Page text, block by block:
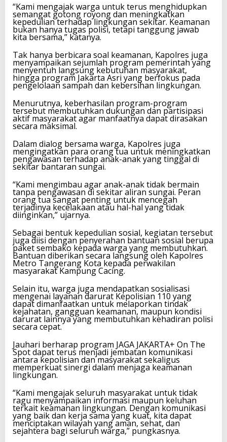
“Kami mengajak warga untuk terus menghidupkan
semangat gotong royong dan meningkatkan
kepedulian terhadap lingkungan sekitar. Keamanan
bukan hanya tugas polisi, tetapi tanggung jawab
kita bersama,” katanya.
Tak hanya berbicara soal keamanan, Kapolres juga
menyampaikan sejumlah program pemerintah yang
menyentuh langsung kebutuhan masyarakat,
hingga program Jakarta Asri yang berfokus pada
pengelolaan sampah dan kebersihan lingkungan.
Menurutnya, keberhasilan program-program
tersebut membutuhkan dukungan dan partisipasi
aktif masyarakat agar manfaatnya dapat dirasakan
secara maksimal.
Dalam dialog bersama warga, Kapolres juga
mengingatkan para orang tua untuk meningkatkan
pengawasan terhadap anak-anak yang tinggal di
sekitar bantaran sungai.
“Kami mengimbau agar anak-anak tidak bermain
tanpa pengawasan di sekitar aliran sungai. Peran
orang tua sangat penting untuk mencegah
terjadinya kecelakaan atau hal-hal yang tidak
diinginkan,” ujarnya.
Sebagai bentuk kepedulian sosial, kegiatan tersebut
juga diisi dengan penyerahan bantuan sosial berupa
paket sembako kepada warga yang membutuhkan.
Bantuan diberikan secara langsung oleh Kapolres
Metro Tangerang Kota kepada perwakilan
masyarakat Kampung Cacing.
Selain itu, warga juga mendapatkan sosialisasi
mengenai layanan darurat Kepolisian 110 yang
dapat dimanfaatkan untuk melaporkan tindak
kejahatan, gangguan keamanan, maupun kondisi
darurat lainnya yang membutuhkan kehadiran polisi
secara cepat.
Jauhari berharap program JAGA JAKARTA+ On The
Spot dapat terus menjadi jembatan komunikasi
antara kepolisian dan masyarakat sekaligus
memperkuat sinergi dalam menjaga keamanan
lingkungan.
“Kami mengajak seluruh masyarakat untuk tidak
ragu menyampaikan informasi maupun keluhan
terkait keamanan lingkungan. Dengan komunikasi
yang baik dan kerja sama yang kuat, kita dapat
menciptakan wilayah yang aman, sehat, dan
sejahtera bagi seluruh warga,” pungkasnya.